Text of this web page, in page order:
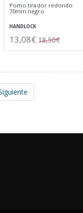
Pomo tirador redondo
70mm.negro
HANDLOCK
13,08€ 18,50€